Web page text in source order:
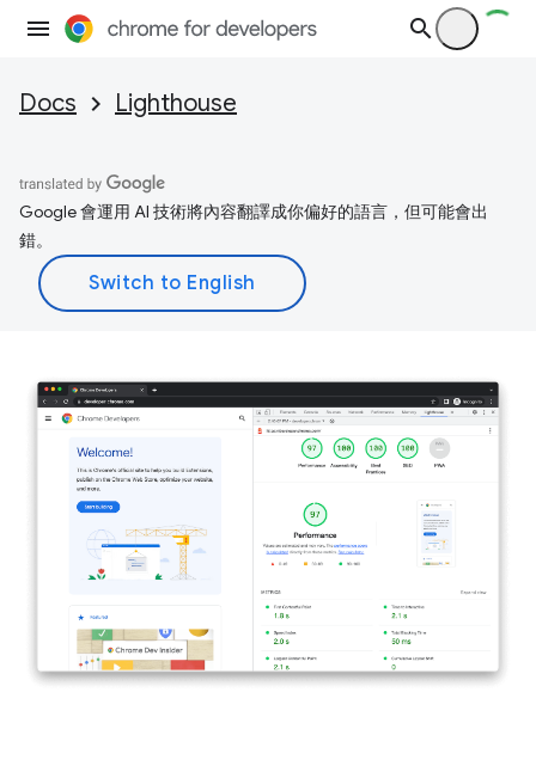
Docs Lighthouse
Google 會運用 AI 技術將內容翻譯成你偏好的語言，但可能會出
錯。